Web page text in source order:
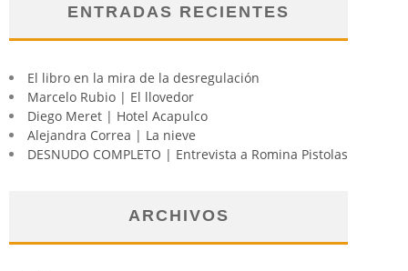
ENTRADAS RECIENTES
El libro en la mira de la desregulación
Marcelo Rubio | El llovedor
Diego Meret | Hotel Acapulco
Alejandra Correa | La nieve
DESNUDO COMPLETO | Entrevista a Romina Pistolas
ARCHIVOS